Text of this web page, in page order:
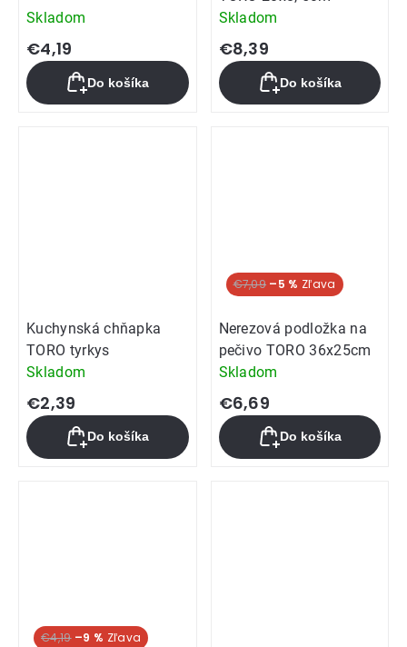
Skladom
€4,19
Do košíka
Skladom
€8,39
Do košíka
Kuchynská chňapka
TORO tyrkys
Skladom
€2,39
Do košíka
€7,09 –5 %
Nerezová podložka na
pečivo TORO 36x25cm
Skladom
€6,69
Do košíka
€4,19 –9 %